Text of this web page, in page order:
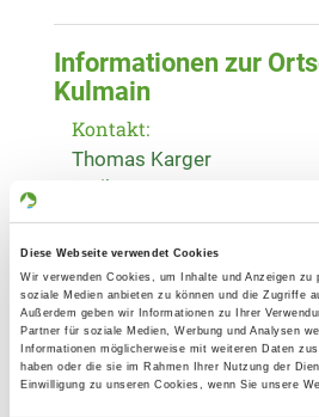
Diese Webseite verwendet Cookies
Wir verwenden Cookies, um Inhalte und Anzeigen zu
soziale Medien anbieten zu können und die Zugriffe
Außerdem geben wir Informationen zu Ihrer
Partner für soziale Medien, Werbung und Analysen
Informationen möglicherweise mit weiteren Daten
haben oder die sie im Rahmen Ihrer Nutzung der
Einwilligung zu unseren Cookies, wenn Sie unsere
Informationen zur
Kulmain
Kontakt:
Thomas Karger
Weiherweg 25
Übungsplatz:
Am Brandweiher,
95508 Kulmain
Telefon:
09642 1465